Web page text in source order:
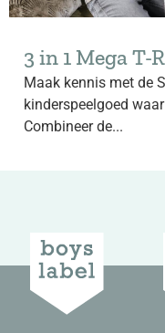
3 in 1 Mega T-
Maak kennis met de
kinderspeelgoed
Combineer de...